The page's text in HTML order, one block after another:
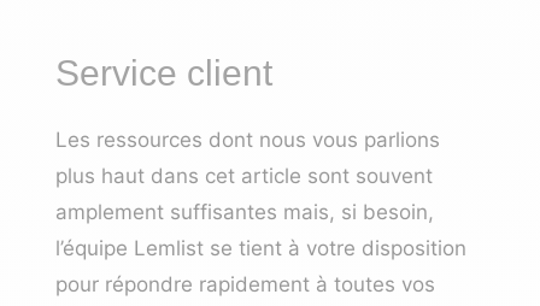
Service client
Les ressources dont nous vous parlions
plus haut dans cet article sont souvent
amplement suffisantes mais, si besoin,
l’équipe Lemlist se tient à votre disposition
pour répondre rapidement à toutes vos